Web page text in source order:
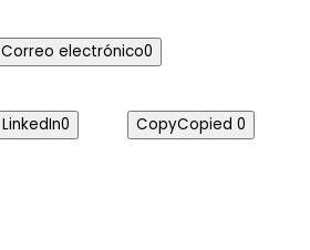
Correo electrónico0
LinkedIn0 CopyCopied 0